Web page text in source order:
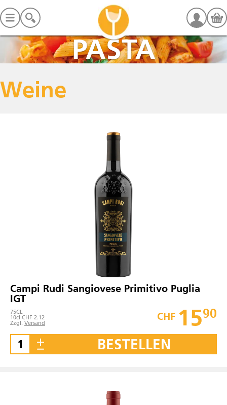
PASTA
Weine
Campi Rudi Sangiovese Primitivo Puglia
IGT
75CL
10cl CHF 2.12
Zzgl. Versand
CHF 1590
BESTELLEN